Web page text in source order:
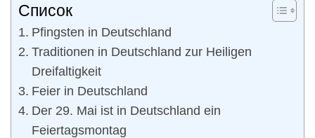
Список
Pfingsten in Deutschland
Traditionen in Deutschland zur Heiligen
Dreifaltigkeit
Feier in Deutschland
Der 29. Mai ist in Deutschland ein
Feiertagsmontag